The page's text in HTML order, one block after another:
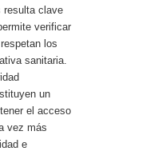
resulta clave
verificar
los
sanitaria.
un
el acceso
vez más
e